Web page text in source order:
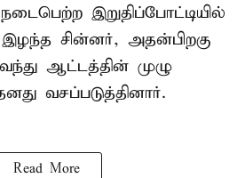
இறுதிப்போட்டியில்
சின்னர், அதன்பிறகு
ஆட்டத்தின் முழு
வசப்படுத்தினார்.
Read More